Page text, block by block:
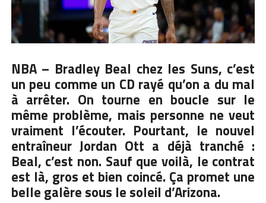
NBA – Bradley Beal chez les Suns, c’est
un peu comme un CD rayé qu’on a du mal
à arrêter. On tourne en boucle sur le
même problème, mais personne ne veut
vraiment l’écouter. Pourtant, le nouvel
entraîneur Jordan Ott a déjà tranché :
Beal, c’est non. Sauf que voilà, le contrat
est là, gros et bien coincé. Ça promet une
belle galère sous le soleil d’Arizona.